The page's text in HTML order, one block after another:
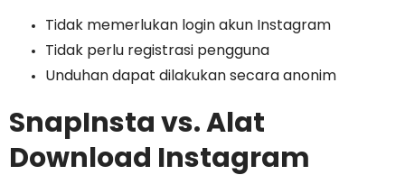
Tidak memerlukan login akun Instagram
Tidak perlu registrasi pengguna
Unduhan dapat dilakukan secara anonim
SnapInsta vs. Alat
Download Instagram